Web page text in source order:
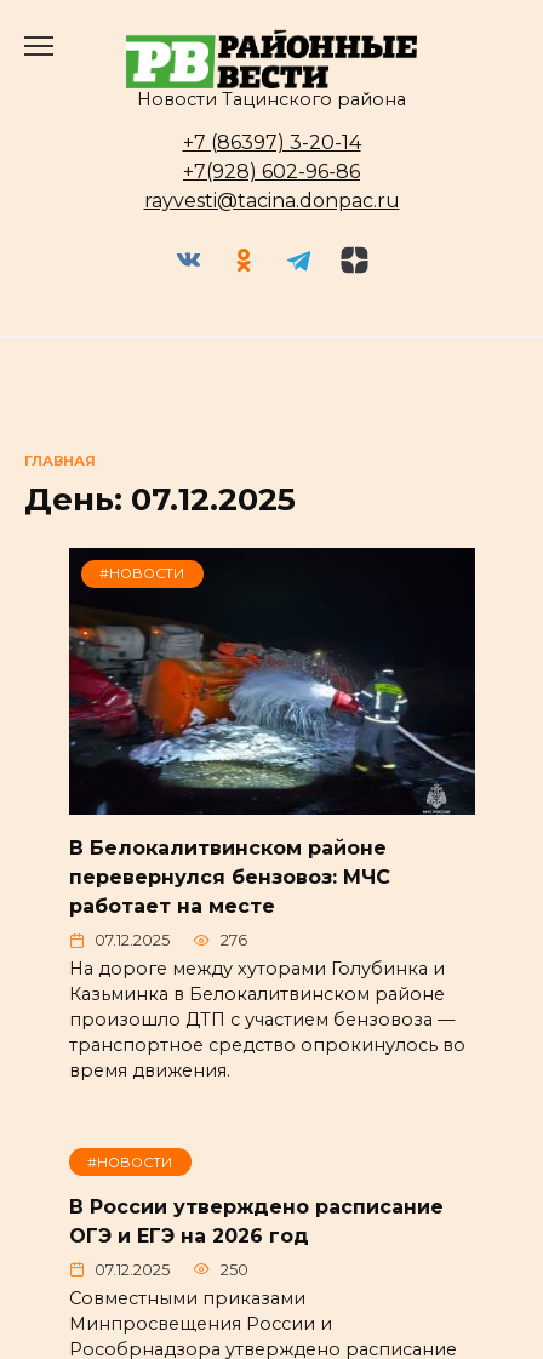
Новости Тацинского района
+7 (86397) 3-20-14
+7(928) 602-96-86
rayvesti@tacina.donpac.ru
ГЛАВНАЯ
День: 07.12.2025
#НОВОСТИ
В Белокалитвинском районе
перевернулся бензовоз: МЧС
работает на месте
07.12.2025 276
На дороге между хуторами Голубинка и
Казьминка в Белокалитвинском районе
произошло ДТП с участием бензовоза —
транспортное средство опрокинулось во
время движения.
#НОВОСТИ
В России утверждено расписание
ОГЭ и ЕГЭ на 2026 год
07.12.2025 250
Совместными приказами
Минпросвещения России и
Рособрнадзора утверждено расписание